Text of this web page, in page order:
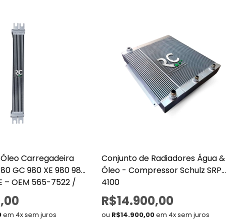
Carregadeira
GC 980 XE 980 982
– OEM 565-7522 /
em 4x sem juros
Conjunto de Radiadores Água &
Óleo - Compressor Schulz SRP
4100
R$14.900,00
ou R$14.900,00em 4x sem juros